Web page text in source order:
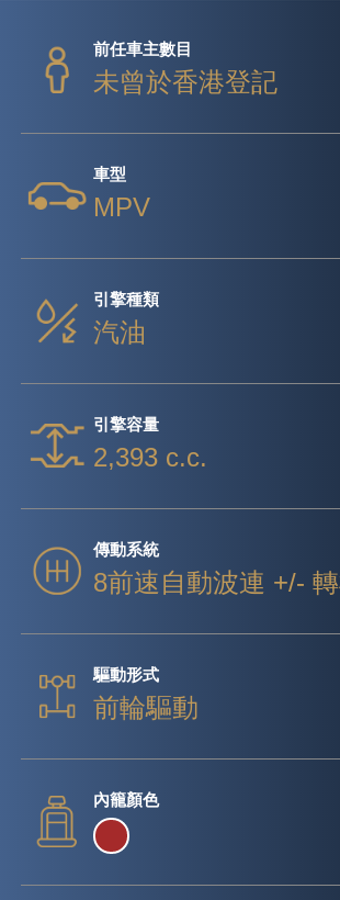
前任車主數目
未曾於香港登記
車型
MPV
引擎種類
汽油
引擎容量
2,393 c.c.
傳動系統
8前速自動波連 +/-
驅動形式
前輪驅動
內籠顏色